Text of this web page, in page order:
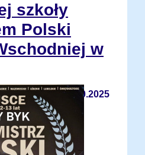
szkoły
Polski
w
12.10.2025